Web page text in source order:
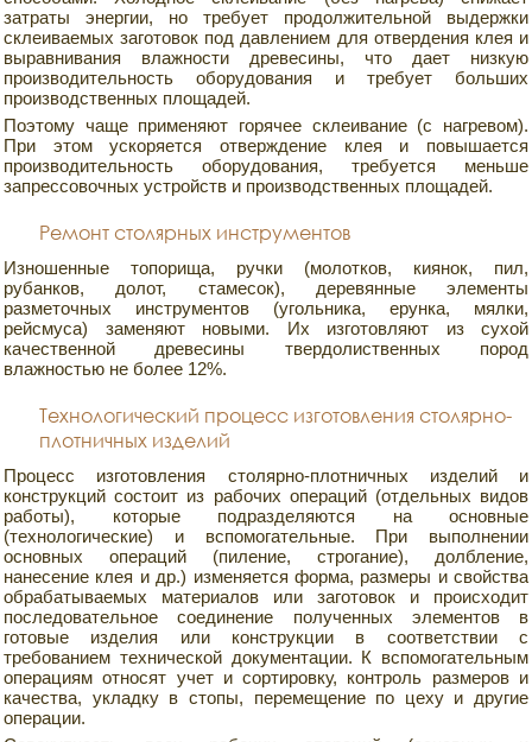
затраты энергии, но требует продолжительной выдержки
склеиваемых заготовок под давлением для отвердения клея и
выравнивания влажности древесины, что дает низкую
производительность оборудования и требует больших
производственных площадей.
Поэтому чаще применяют горячее склеивание (с нагревом).
При этом ускоряется отверждение клея и повышается
производительность оборудования, требуется меньше
запрессовочных устройств и производственных площадей.
Ремонт столярных инструментов
Изношенные топорища, ручки (молотков, киянок, пил,
рубанков, долот, стамесок), деревянные элементы
разметочных инструментов (угольника, ерунка, мялки,
рейсмуса) заменяют новыми. Их изготовляют из сухой
качественной древесины твердолиственных пород
влажностью не более 12%.
Технологический процесс изготовления столярно-
плотничных изделий
Процесс изготовления столярно-плотничных изделий и
конструкций состоит из рабочих операций (отдельных видов
работы), которые подразделяются на основные
(технологические) и вспомогательные. При выполнении
основных операций (пиление, строгание), долбление,
нанесение клея и др.) изменяется форма, размеры и свойства
обрабатываемых материалов или заготовок и происходит
последовательное соединение полученных элементов в
готовые изделия или конструкции в соответствии с
требованием технической документации. К вспомогательным
операциям относят учет и сортировку, контроль размеров и
качества, укладку в стопы, перемещение по цеху и другие
операции.